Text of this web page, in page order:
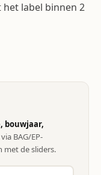
het label binnen 2
bouwjaar,
BAG/EP-
met de sliders.